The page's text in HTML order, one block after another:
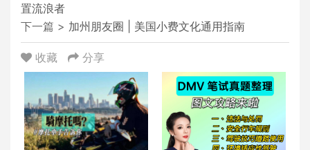
置流浪者
下一篇 > 加州朋友圈 | 美国小费文化通用指南
收藏 分享